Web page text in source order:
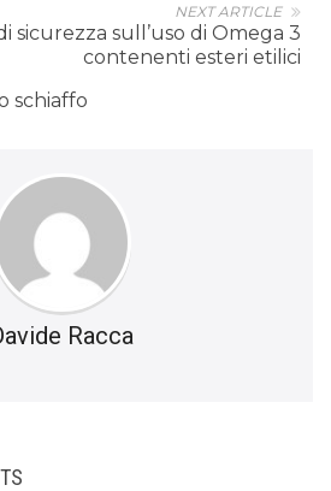
NEXT ARTICLE
sicurezza sull’uso di Omega 3
contenenti esteri etilici
schiaffo
Racca